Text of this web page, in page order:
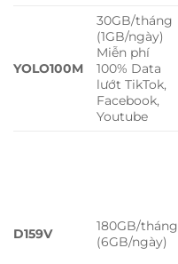
YOLO100M
30GB/tháng
(1GB/ngày)
Miễn phí
100% Data
lướt TikTok,
Facebook,
Youtube
D159V
180GB/tháng
(6GB/ngày)